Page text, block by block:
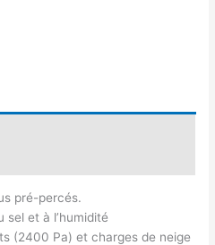
pré-percés.
et à l’humidité
(2400 Pa) et charges de neige